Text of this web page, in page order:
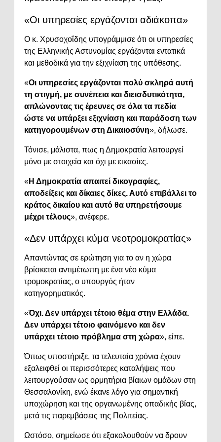
«Οι υπηρεσίες εργάζονται αδιάκοπα»
Ο κ. Χρυσοχοΐδης υπογράμμισε ότι οι υπηρεσίες
της Ελληνικής Αστυνομίας εργάζονται εντατικά
και μεθοδικά για την εξιχνίαση της υπόθεσης.
«Οι υπηρεσίες εργάζονται πολύ σκληρά αυτή
τη στιγμή, με συνέπεια και διεισδυτικότητα,
απλώνοντας τις έρευνες σε όλα τα πεδία
ώστε να υπάρξει εξιχνίαση και παράδοση των
κατηγορουμένων στη Δικαιοσύνη», δήλωσε.
Τόνισε, μάλιστα, πως η Δημοκρατία λειτουργεί
μόνο με στοιχεία και όχι με εικασίες.
«Η Δημοκρατία απαιτεί δικογραφίες,
αποδείξεις και δίκαιες δίκες. Αυτό επιβάλλει το
κράτος δικαίου και αυτό θα υπηρετήσουμε
μέχρι τέλους», ανέφερε.
«Δεν υπάρχει κύμα νεοτρομοκρατίας»
Απαντώντας σε ερώτηση για το αν η χώρα
βρίσκεται αντιμέτωπη με ένα νέο κύμα
τρομοκρατίας, ο υπουργός ήταν
κατηγορηματικός.
«Όχι. Δεν υπάρχει τέτοιο θέμα στην Ελλάδα.
Δεν υπάρχει τέτοιο φαινόμενο και δεν
υπάρχει τέτοιο πρόβλημα στη χώρα», είπε.
Όπως υποστήριξε, τα τελευταία χρόνια έχουν
εξαλειφθεί οι περισσότερες καταλήψεις που
λειτουργούσαν ως ορμητήρια βίαιων ομάδων στη
Θεσσαλονίκη, ενώ έκανε λόγο για σημαντική
υποχώρηση και της οργανωμένης οπαδικής βίας,
μετά τις παρεμβάσεις της Πολιτείας.
Ωστόσο, σημείωσε ότι εξακολουθούν να δρουν